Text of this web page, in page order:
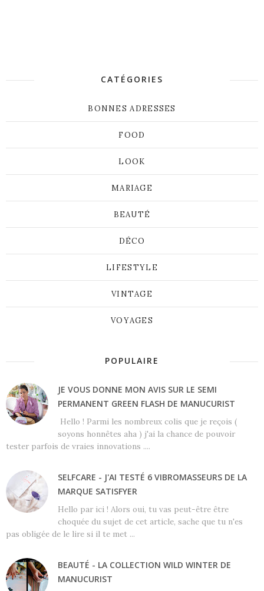
CATÉGORIES
BONNES ADRESSES
FOOD
LOOK
MARIAGE
BEAUTÉ
DÉCO
LIFESTYLE
VINTAGE
VOYAGES
POPULAIRE
JE VOUS DONNE MON AVIS SUR LE SEMI
PERMANENT GREEN FLASH DE MANUCURIST
Hello ! Parmi les nombreux colis que je reçois (
soyons honnêtes aha ) j'ai la chance de pouvoir
tester parfois de vraies innovations ....
SELFCARE - J'AI TESTÉ 6 VIBROMASSEURS DE LA
MARQUE SATISFYER
Hello par ici ! Alors oui, tu vas peut-être être
choquée du sujet de cet article, sache que tu n'es
pas obligée de le lire si il te met ...
BEAUTÉ - LA COLLECTION WILD WINTER DE
MANUCURIST